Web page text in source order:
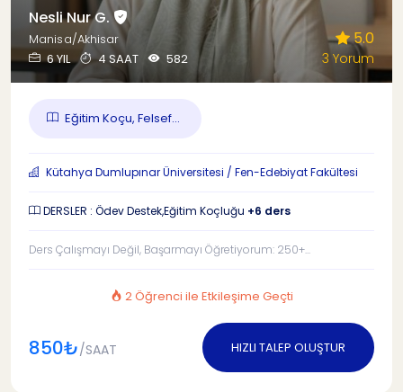
Nesli Nur G.
Manisa/Akhisar
6 YIL
4 SAAT 582
5.0
3 Yorum
Eğitim Koçu, Felsef...
Kütahya Dumlupınar Üniversitesi / Fen-Edebiyat Fakültesi
DERSLER : Ödev Destek,Eğitim Koçluğu +6 ders
Ders Çalışmayı Değil, Başarmayı Öğretiyorum: 250+...
2 Öğrenci ile Etkileşime Geçti
850₺/SAAT HIZLI TALEP OLUŞTUR